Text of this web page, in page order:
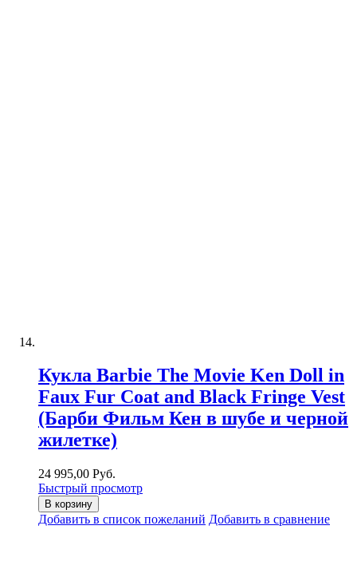
Кукла Barbie The Movie Ken Doll in
Faux Fur Coat and Black Fringe Vest
(Барби Фильм Кен в шубе и черной
жилетке)
24 995,00 Руб.
Быстрый просмотр
В корзину
Добавить в список пожеланий Добавить в сравнение